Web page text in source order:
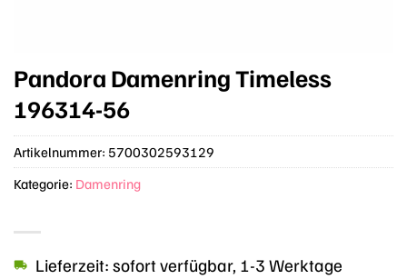
Pandora Damenring Timeless
196314-56
Lieferzeit: sofort verfügbar, 1-3 Werktage
Artikelnummer: 5700302593129
Kategorie: Damenring